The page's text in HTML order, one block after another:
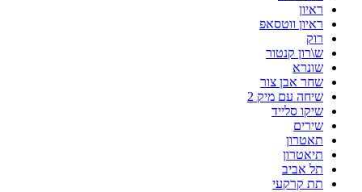
ראיון
ראיון ווטסאפ
רוק
ש\רון קנטור
שונרא
שחר אבן צור
שיחה עם מיק 2
שיקו סלייד
שירים
תאטרון
תיאטרון
תל אביב
תת קרקעי